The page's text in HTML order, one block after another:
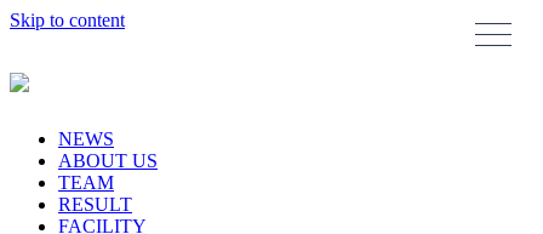
Skip to content
NEWS
ABOUT US
TEAM
RESULT
FACILITY